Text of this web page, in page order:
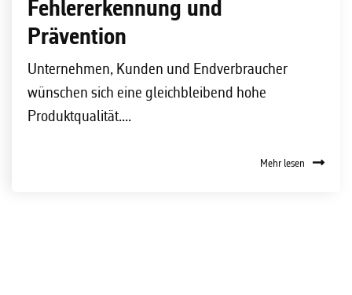
Fehlererkennung und
Prävention
Unternehmen, Kunden und Endverbraucher
wünschen sich eine gleichbleibend hohe
Produktqualität....
Mehr lesen